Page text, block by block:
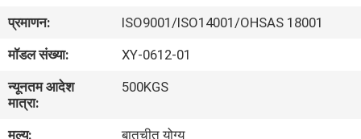
हमारे
बारे
में
प्रमाणन:
ISO9001/ISO14001/OHSAS 18001
मॉडल संख्या:
XY-0612-01
न्यूनतम आदेश
मात्रा:
500KGS
मूल्य:
बातचीत योग्य